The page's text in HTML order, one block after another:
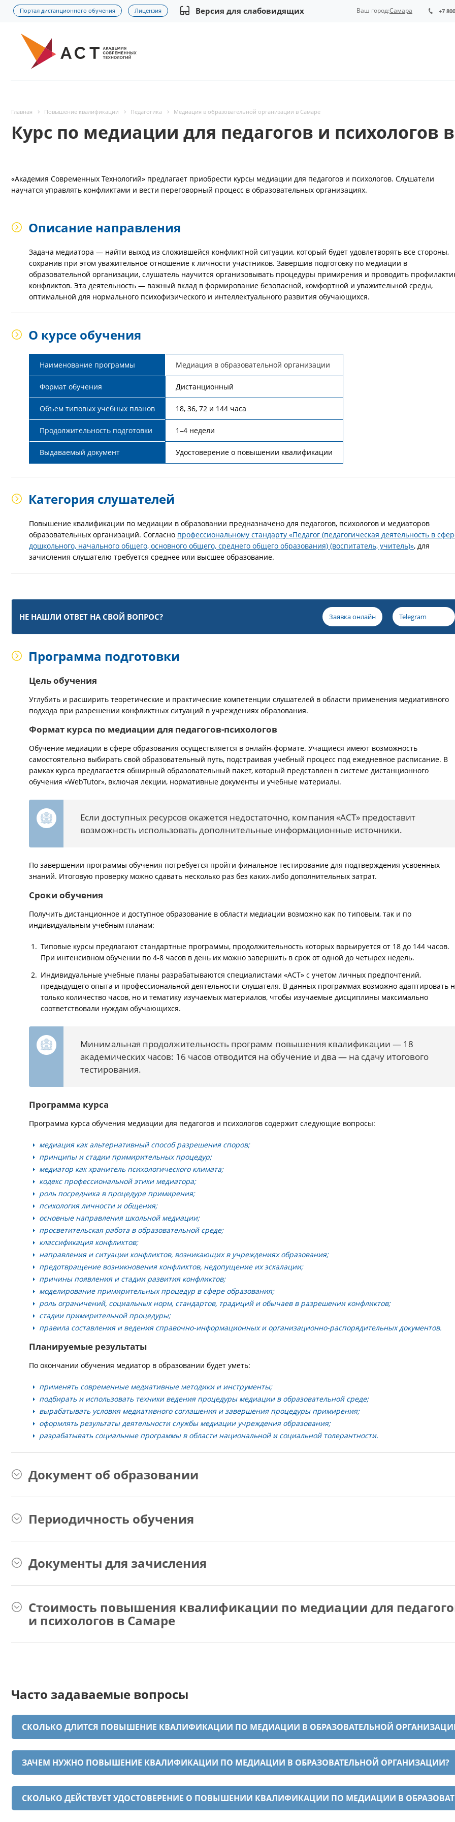
Портал дистанционного обучения Лицензия Версия для слабовидящих +7
Ваш город:Самара
Главная Повышение квалификации Педагогика Медиация в образовательной организации в Самаре
Курс по медиации для педагогов и психологов
«Академия Современных Технологий» предлагает приобрести курсы медиации для педагогов и психологов. Слушатели
научатся управлять конфликтами и вести переговорный процесс в образовательных организациях.
Описание направления
Задача медиатора — найти выход из сложившейся конфликтной ситуации, который будет удовлетворять все стороны,
сохранив при этом уважительное отношение к личности участников. Завершив подготовку по медиации в
образовательной организации, слушатель научится организовывать процедуры примирения и проводить
конфликтов. Эта деятельность — важный вклад в формирование безопасной, комфортной и уважительной среды,
оптимальной для нормального психофизического и интеллектуального развития обучающихся.
О курсе обучения
Наименование программы Медиация в образовательной организации
Формат обучения Дистанционный
Объем типовых учебных планов 18, 36, 72 и 144 часа
Продолжительность подготовки 1–4 недели
Выдаваемый документ Удостоверение о повышении квалификации
Категория слушателей
Повышение квалификации по медиации в образовании предназначено для педагогов, психологов и медиаторов
образовательных организаций. Согласно профессиональному стандарту «Педагог (педагогическая деятельность в
дошкольного, начального общего, основного общего, среднего общего образования) (воспитатель, учитель)», для
зачисления слушателю требуется среднее или высшее образование.
НЕ НАШЛИ ОТВЕТ НА СВОЙ ВОПРОС? Заявка онлайн Telegram
Программа подготовки
Цель обучения
Углубить и расширить теоретические и практические компетенции слушателей в области применения медиативного
подхода при разрешении конфликтных ситуаций в учреждениях образования.
Формат курса по медиации для педагогов-психологов
Обучение медиации в сфере образования осуществляется в онлайн-формате. Учащиеся имеют возможность
самостоятельно выбирать свой образовательный путь, подстраивая учебный процесс под ежедневное расписание. В
рамках курса предлагается обширный образовательный пакет, который представлен в системе дистанционного
обучения «WebTutor», включая лекции, нормативные документы и учебные материалы.
Если доступных ресурсов окажется недостаточно, компания «АСТ» предоставит
возможность использовать дополнительные информационные источники.
По завершении программы обучения потребуется пройти финальное тестирование для подтверждения усвоенных
знаний. Итоговую проверку можно сдавать несколько раз без каких-либо дополнительных затрат.
Сроки обучения
Получить дистанционное и доступное образование в области медиации возможно как по типовым, так и по
индивидуальным учебным планам:
Типовые курсы предлагают стандартные программы, продолжительность которых варьируется от 18 до 144 часов.
При интенсивном обучении по 4-8 часов в день их можно завершить в срок от одной до четырех недель.
Индивидуальные учебные планы разрабатываются специалистами «АСТ» с учетом личных предпочтений,
предыдущего опыта и профессиональной деятельности слушателя. В данных программах возможно адаптировать
только количество часов, но и тематику изучаемых материалов, чтобы изучаемые дисциплины максимально
соответствовали нуждам обучающихся.
Минимальная продолжительность программ повышения квалификации — 18
академических часов: 16 часов отводится на обучение и два — на сдачу итогового
тестирования.
Программа курса
Программа курса обучения медиации для педагогов и психологов содержит следующие вопросы:
медиация как альтернативный способ разрешения споров;
принципы и стадии примирительных процедур;
медиатор как хранитель психологического климата;
кодекс профессиональной этики медиатора;
роль посредника в процедуре примирения;
психология личности и общения;
основные направления школьной медиации;
просветительская работа в образовательной среде;
классификация конфликтов;
направления и ситуации конфликтов, возникающих в учреждениях образования;
предотвращение возникновения конфликтов, недопущение их эскалации;
причины появления и стадии развития конфликтов;
моделирование примирительных процедур в сфере образования;
роль ограничений, социальных норм, стандартов, традиций и обычаев в разрешении конфликтов;
стадии примирительной процедуры;
правила составления и ведения справочно-информационных и организационно-распорядительных документов.
Планируемые результаты
По окончании обучения медиатор в образовании будет уметь:
применять современные медиативные методики и инструменты;
подбирать и использовать техники ведения процедуры медиации в образовательной среде;
вырабатывать условия медиативного соглашения и завершения процедуры примирения;
оформлять результаты деятельности службы медиации учреждения образования;
разрабатывать социальные программы в области национальной и социальной толерантности.
Документ об образовании
Периодичность обучения
Документы для зачисления
Стоимость повышения квалификации по медиации для
и психологов в Самаре
Часто задаваемые вопросы
СКОЛЬКО ДЛИТСЯ ПОВЫШЕНИЕ КВАЛИФИКАЦИИ ПО МЕДИАЦИИ В ОБРАЗОВАТЕЛЬНОЙ
ЗАЧЕМ НУЖНО ПОВЫШЕНИЕ КВАЛИФИКАЦИИ ПО МЕДИАЦИИ В ОБРАЗОВАТЕЛЬНОЙ ОРГАНИЗАЦИИ?
СКОЛЬКО ДЕЙСТВУЕТ УДОСТОВЕРЕНИЕ О ПОВЫШЕНИИ КВАЛИФИКАЦИИ ПО МЕДИАЦИИ В